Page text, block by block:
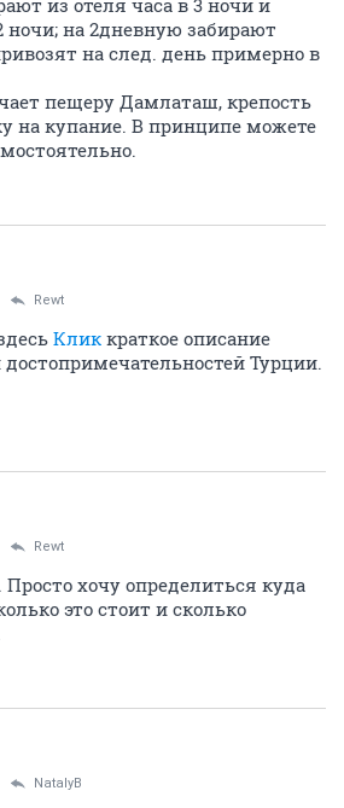
из отеля часа в 3 ночи и
ночи; на 2дневную забирают
на след. день примерно в
пещеру Дамлаташ, крепость
на купание. В принципе можете
Rewt
Клик краткое описание
Турции.
Rewt
Просто хочу определиться куда
это стоит и сколько
NatalyB